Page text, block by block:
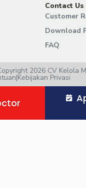
Contact Us
Customer
Download
FAQ
2026 CV Kelola
|Kebijakan Privasi